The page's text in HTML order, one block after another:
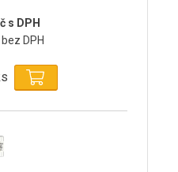
s DPH
DPH